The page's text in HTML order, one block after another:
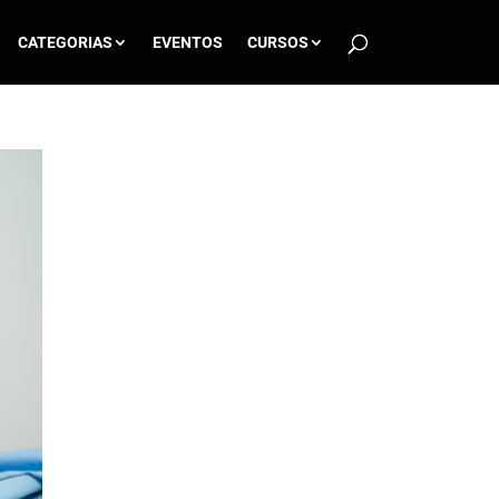
CATEGORIAS EVENTOS CURSOS